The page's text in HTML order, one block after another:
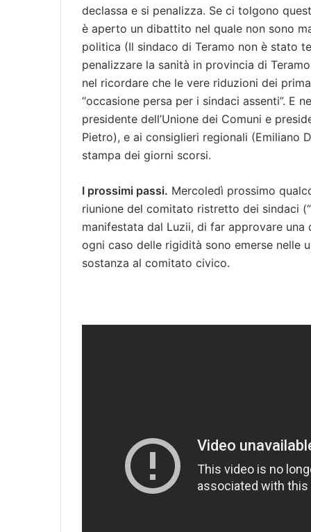
declassa e si penalizza. Se ci tolgono
è aperto un dibattito nel quale non sono
politica (Il sindaco di Teramo non è stato
penalizzare la sanità in provincia di
nel ricordare che le vere riduzioni dei
“occasione persa per i sindaci assenti”. E
presidente dell’Unione dei Comuni e
Pietro), e ai consiglieri regionali (Emiliano
stampa dei giorni scorsi.
I prossimi passi. Mercoledì prossimo
riunione del comitato ristretto dei sindaci
manifestata dal Luzii, di far approvare una
ogni caso delle rigidità sono emerse nelle
sostanza al comitato civico.